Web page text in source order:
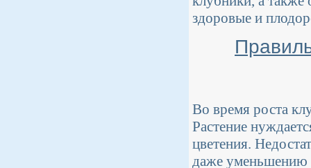
здоровые и
Во время роста
Растение
цветения.
даже уменьшению